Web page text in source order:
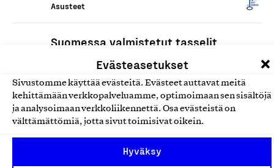
Evästeasetukset
Sivustomme käyttää evästeitä. Evästeet auttavat meitä
kehittämään verkkopalveluamme, optimoimaan sen sisältöjä
ja analysoimaan verkkoliikennettä. Osa evästeistä on
välttämättömiä, jotta sivut toimisivat oikein.
Hyväksy
Asusteet
Suomessa valmistetut tasselit
ja koristeet
Asusteet
Oka Jewelry, käsintehdyt korut